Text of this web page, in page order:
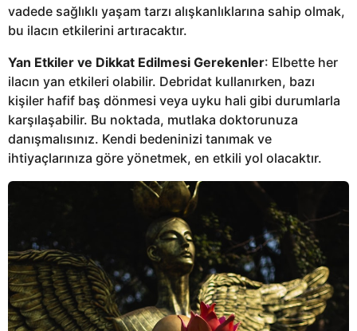
vadede sağlıklı yaşam tarzı alışkanlıklarına sahip olmak,
bu ilacın etkilerini artıracaktır.
Yan Etkiler ve Dikkat Edilmesi Gerekenler: Elbette her
ilacın yan etkileri olabilir. Debridat kullanırken, bazı
kişiler hafif baş dönmesi veya uyku hali gibi durumlarla
karşılaşabilir. Bu noktada, mutlaka doktorunuza
danışmalısınız. Kendi bedeninizi tanımak ve
ihtiyaçlarınıza göre yönetmek, en etkili yol olacaktır.